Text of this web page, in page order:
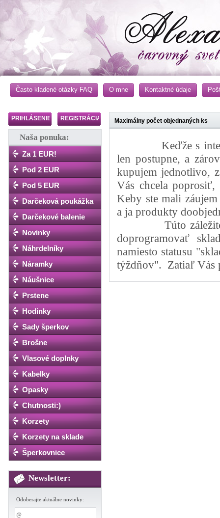
Často kladené otázky FAQ O mne Kontaktné údaje
PRIHLÁSENIE REGISTRÁCIA
Naša ponuka:
Za 1 EUR!
Pod 2 EUR
Pod 5 EUR
Darčeková poukážka
Darčekové balenie
Novinky
Náhrdelníky
Náramky
Náušnice
Prstene
Hodinky
Sady šperkov
Brošne
Vlasové doplnky
Kabelky
Opasky
Chutnosti:)
Korzety
Korzety na sklade
Šperkovnice
Newsletter:
Odoberajte aktuálne novinky:
Maximálny počet objednaných ks
Keďže s
len postupne, a
kupujem jednotlivo,
Vás chcela
Keby ste mali
a ja produkty
Túto záležitosť
doprogramovať
namiesto statusu
týždňov". Zatiaľ Vás